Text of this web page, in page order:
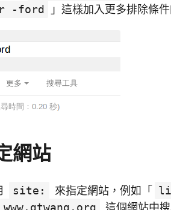
-ford 」這樣加入更多排除條
網站
site: 來指定網站，例如「